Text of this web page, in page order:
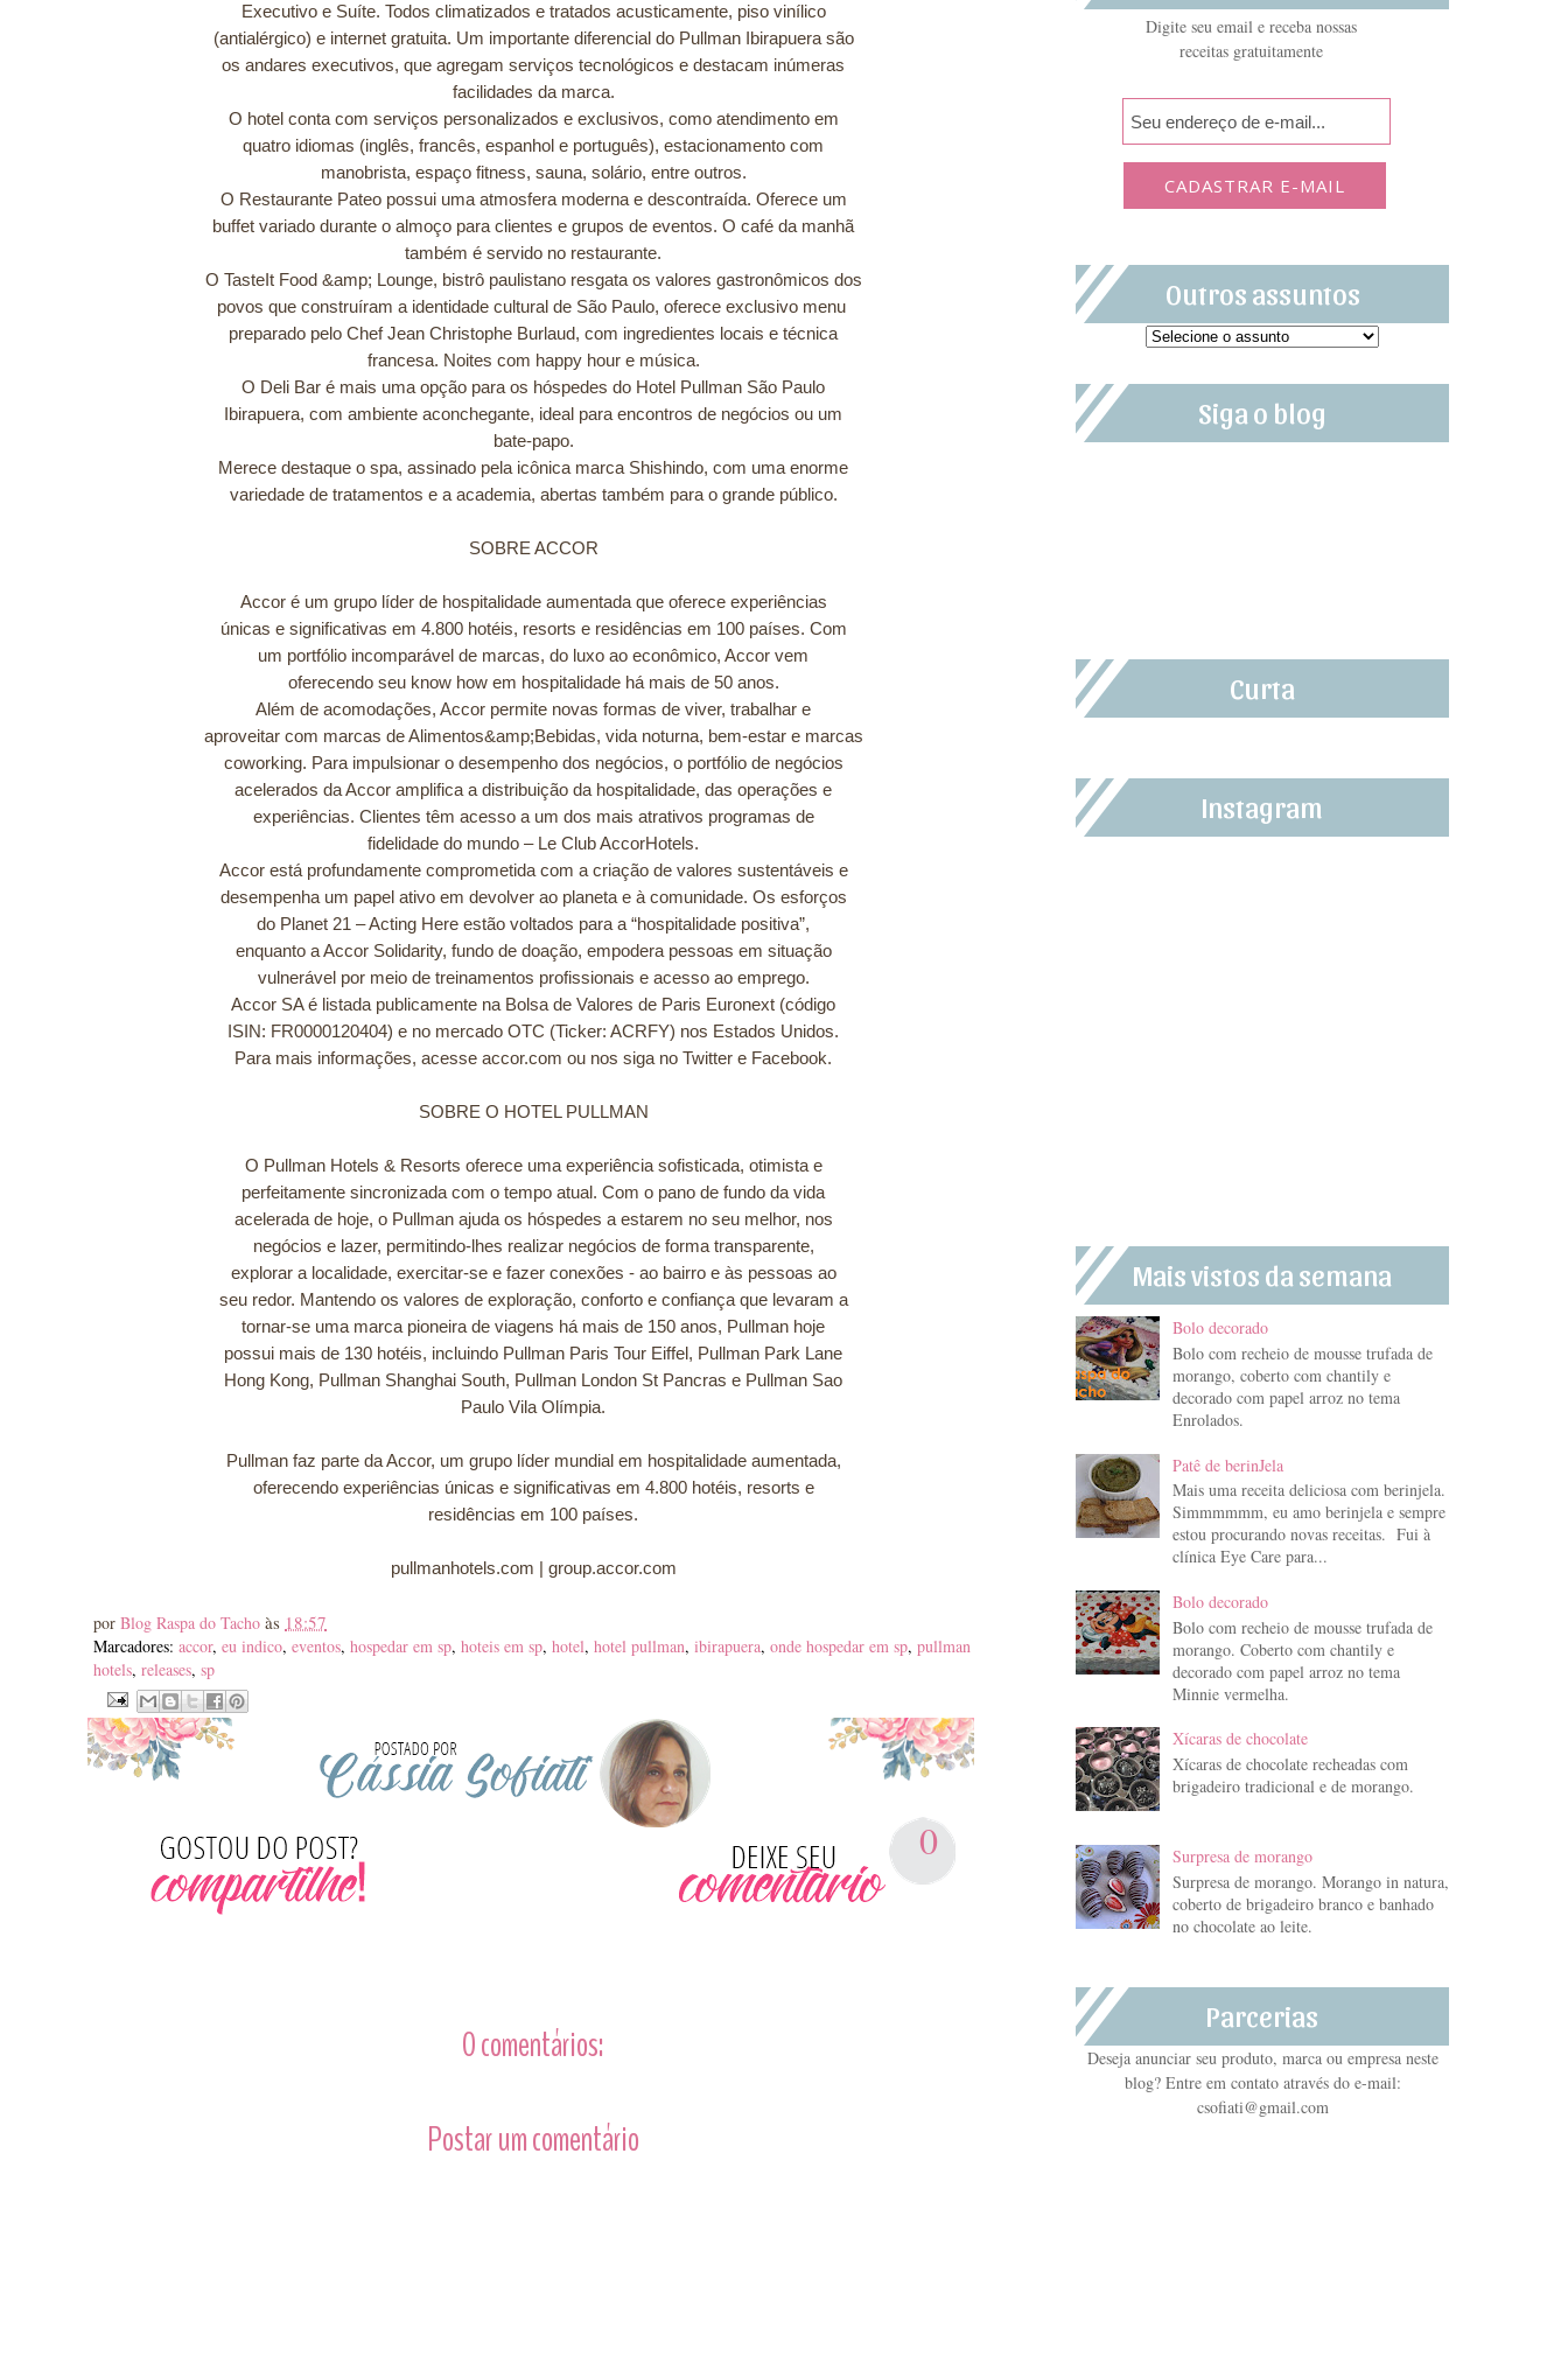
Executivo e Suíte. Todos climatizados e tratados acusticamente, piso vinílico
(antialérgico) e internet gratuita. Um importante diferencial do Pullman Ibirapuera são
os andares executivos, que agregam serviços tecnológicos e destacam inúmeras
facilidades da marca.
O hotel conta com serviços personalizados e exclusivos, como atendimento em
quatro idiomas (inglês, francês, espanhol e português), estacionamento com
manobrista, espaço fitness, sauna, solário, entre outros.
O Restaurante Pateo possui uma atmosfera moderna e descontraída. Oferece um
buffet variado durante o almoço para clientes e grupos de eventos. O café da manhã
também é servido no restaurante.
O TasteIt Food &amp; Lounge, bistrô paulistano resgata os valores gastronômicos dos
povos que construíram a identidade cultural de São Paulo, oferece exclusivo menu
preparado pelo Chef Jean Christophe Burlaud, com ingredientes locais e técnica
francesa. Noites com happy hour e música.
O Deli Bar é mais uma opção para os hóspedes do Hotel Pullman São Paulo
Ibirapuera, com ambiente aconchegante, ideal para encontros de negócios ou um
bate-papo.
Merece destaque o spa, assinado pela icônica marca Shishindo, com uma enorme
variedade de tratamentos e a academia, abertas também para o grande público.
SOBRE ACCOR
Accor é um grupo líder de hospitalidade aumentada que oferece experiências
únicas e significativas em 4.800 hotéis, resorts e residências em 100 países. Com
um portfólio incomparável de marcas, do luxo ao econômico, Accor vem
oferecendo seu know how em hospitalidade há mais de 50 anos.
Além de acomodações, Accor permite novas formas de viver, trabalhar e
aproveitar com marcas de Alimentos&amp;Bebidas, vida noturna, bem-estar e marcas
coworking. Para impulsionar o desempenho dos negócios, o portfólio de negócios
acelerados da Accor amplifica a distribuição da hospitalidade, das operações e
experiências. Clientes têm acesso a um dos mais atrativos programas de
fidelidade do mundo – Le Club AccorHotels.
Accor está profundamente comprometida com a criação de valores sustentáveis e
desempenha um papel ativo em devolver ao planeta e à comunidade. Os esforços
do Planet 21 – Acting Here estão voltados para a “hospitalidade positiva”,
enquanto a Accor Solidarity, fundo de doação, empodera pessoas em situação
vulnerável por meio de treinamentos profissionais e acesso ao emprego.
Accor SA é listada publicamente na Bolsa de Valores de Paris Euronext (código
ISIN: FR0000120404) e no mercado OTC (Ticker: ACRFY) nos Estados Unidos.
Para mais informações, acesse accor.com ou nos siga no Twitter e Facebook.
SOBRE O HOTEL PULLMAN
O Pullman Hotels & Resorts oferece uma experiência sofisticada, otimista e
perfeitamente sincronizada com o tempo atual. Com o pano de fundo da vida
acelerada de hoje, o Pullman ajuda os hóspedes a estarem no seu melhor, nos
negócios e lazer, permitindo-lhes realizar negócios de forma transparente,
explorar a localidade, exercitar-se e fazer conexões - ao bairro e às pessoas ao
seu redor. Mantendo os valores de exploração, conforto e confiança que levaram a
tornar-se uma marca pioneira de viagens há mais de 150 anos, Pullman hoje
possui mais de 130 hotéis, incluindo Pullman Paris Tour Eiffel, Pullman Park Lane
Hong Kong, Pullman Shanghai South, Pullman London St Pancras e Pullman Sao
Paulo Vila Olímpia.
Pullman faz parte da Accor, um grupo líder mundial em hospitalidade aumentada,
oferecendo experiências únicas e significativas em 4.800 hotéis, resorts e
residências em 100 países.
pullmanhotels.com | group.accor.com
por Blog Raspa do Tacho às 18:57
Marcadores: accor, eu indico, eventos, hospedar em sp, hoteis em sp, hotel, hotel pullman, ibirapuera, onde hospedar em sp, pullman
hotels, releases, sp
0
0 comentários:
Postar um comentário
Digite seu email e receba nossas
receitas gratuitamente
Outros assuntos
Siga o blog
Curta
Instagram
Mais vistos da semana
Bolo decorado
Bolo com recheio de mousse trufada de
morango, coberto com chantily e
decorado com papel arroz no tema
Enrolados.
Patê de berinJela
Mais uma receita deliciosa com berinjela.
Simmmmmm, eu amo berinjela e sempre
estou procurando novas receitas. Fui à
clínica Eye Care para...
Bolo decorado
Bolo com recheio de mousse trufada de
morango. Coberto com chantily e
decorado com papel arroz no tema
Minnie vermelha.
Xícaras de chocolate
Xícaras de chocolate recheadas com
brigadeiro tradicional e de morango.
Surpresa de morango
Surpresa de morango. Morango in natura,
coberto de brigadeiro branco e banhado
no chocolate ao leite.
Parcerias
Deseja anunciar seu produto, marca ou empresa neste
blog? Entre em contato através do e-mail:
csofiati@gmail.com